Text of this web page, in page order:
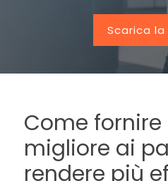
Scarica la
Come fornire
migliore ai
rendere più